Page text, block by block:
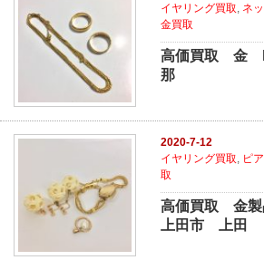
イヤリング買取, ネ
金買取
高価買取 金
那
2020-7-12
イヤリング買取
ピ
取
高価買取 金
上田市 上田